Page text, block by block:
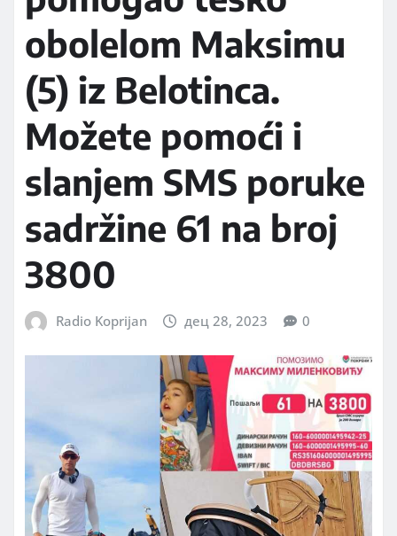
obolelom Maksimu
(5) iz Belotinca.
Možete pomoći i
slanjem SMS poruke
sadržine 61 na broj
3800
Radio Koprijan дец 28, 2023 0